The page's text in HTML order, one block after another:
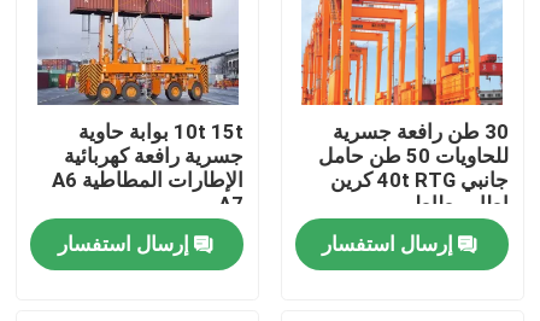
منزل
المنتجات
30 طن رافعة جسرية
للحاويات 50 طن حامل
جانبي 40t RTG كرين
إطار مطاطي
إرسال استفسار
10t 15t بوابة حاوية
جسرية رافعة كهربائية
الإطارات المطاطية A6
A7
إرسال استفسار